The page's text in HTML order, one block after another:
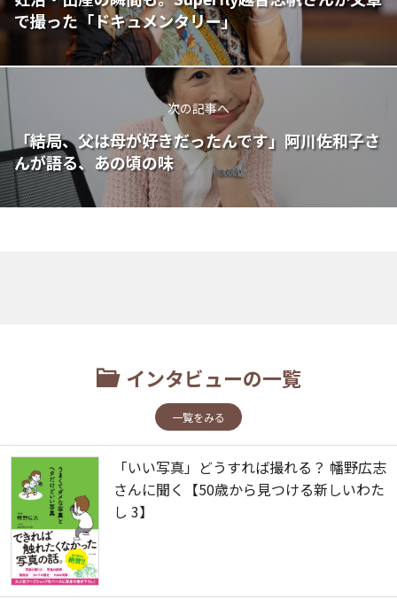
で撮った「ドキュメンタリー」
次の記事へ
「結局、父は母が好きだったんです」阿川佐和子さ
んが語る、あの頃の味
インタビューの一覧
一覧をみる
「いい写真」どうすれば撮れる？ 幡野広志
さんに聞く【50歳から見つける新しいわた
し 3】